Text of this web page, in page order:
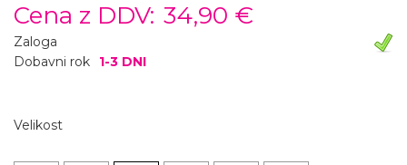
Cena z DDV: 34,90 €
Zaloga
Dobavni rok
1-3 DNI
Velikost